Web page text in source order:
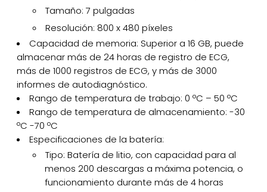
Tamaño: 7 pulgadas
Resolución: 800 x 480 píxeles
Capacidad de memoria: Superior a 16 GB, puede
almacenar más de 24 horas de registro de ECG,
más de 1000 registros de ECG, y más de 3000
informes de autodiagnóstico.
Rango de temperatura de trabajo: 0 ºC – 50 ºC
Rango de temperatura de almacenamiento: -30
ºC -70 ºC
Especificaciones de la batería:
Tipo: Batería de litio, con capacidad para al
menos 200 descargas a máxima potencia, o
funcionamiento durante más de 4 horas